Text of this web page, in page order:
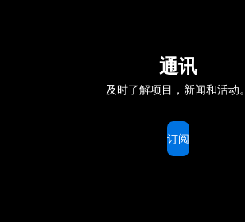
通讯
及时了解项目，新闻和活动。
订阅